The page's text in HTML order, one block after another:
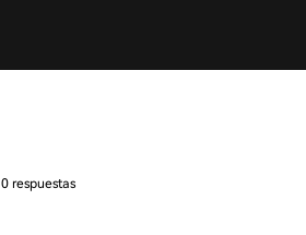
0 respuestas